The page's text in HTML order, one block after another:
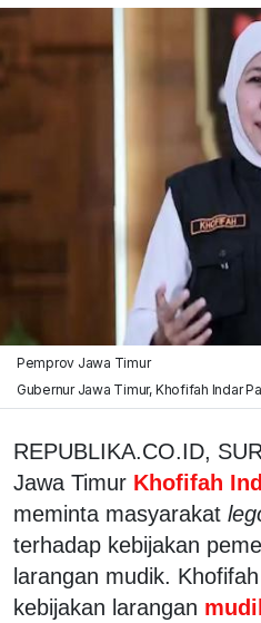
Pemprov Jawa Timur
Gubernur Jawa Timur, Khofifah Indar
REPUBLIKA.CO.ID,
Jawa Timur Khofifah
meminta masyarakat
terhadap kebijakan
larangan mudik.
kebijakan larangan